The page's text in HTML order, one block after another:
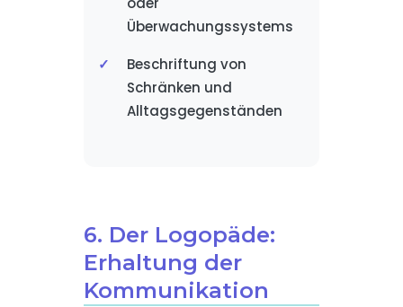
Überwachungssystems
Beschriftung von
Schränken und
Alltagsgegenständen
6. Der Logopäde:
Erhaltung der
Kommunikation